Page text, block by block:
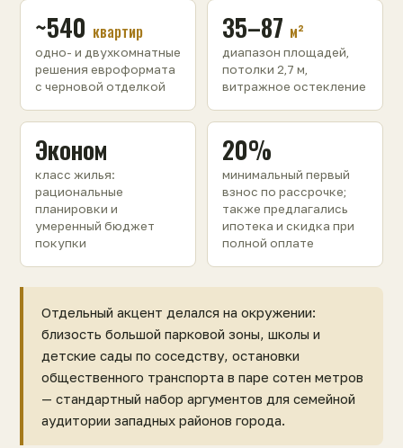
~540 квартир
одно- и двухкомнатные
решения евроформата
с черновой отделкой
35–87 м²
диапазон площадей,
потолки 2,7 м,
витражное остекление
Эконом
класс жилья:
рациональные
планировки и
умеренный бюджет
покупки
20%
минимальный первый
взнос по рассрочке;
также предлагались
ипотека и скидка при
полной оплате
Отдельный акцент делался на окружении:
близость большой парковой зоны, школы и
детские сады по соседству, остановки
общественного транспорта в паре сотен метров
— стандартный набор аргументов для семейной
аудитории западных районов города.